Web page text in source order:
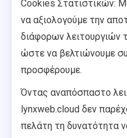
Cookies Στατιστικών:
να αξιολογούμε την
διάφορων λειτουργιών
ώστε να βελτιώνουμε
προσφέρουμε.
Όντας αναπόσπαστο
lynxweb.cloud δεν
πελάτη τη δυνατότητα